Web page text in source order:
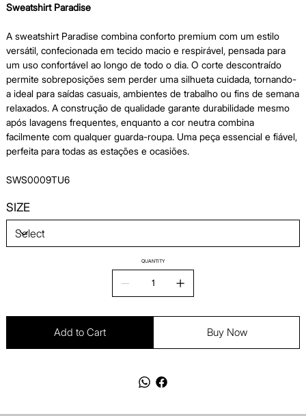
Sweatshirt Paradise
A sweatshirt Paradise combina conforto premium com um estilo
versátil, confecionada em tecido macio e respirável, pensada para
um uso confortável ao longo de todo o dia. O corte descontraído
permite sobreposições sem perder uma silhueta cuidada, tornando-
a ideal para saídas casuais, ambientes de trabalho ou fins de semana
relaxados. A construção de qualidade garante durabilidade mesmo
após lavagens frequentes, enquanto a cor neutra combina
facilmente com qualquer guarda-roupa. Uma peça essencial e fiável,
perfeita para todas as estações e ocasiões.
SWS0009TU6
SIZE
QUANTITY
Add to Cart Buy Now